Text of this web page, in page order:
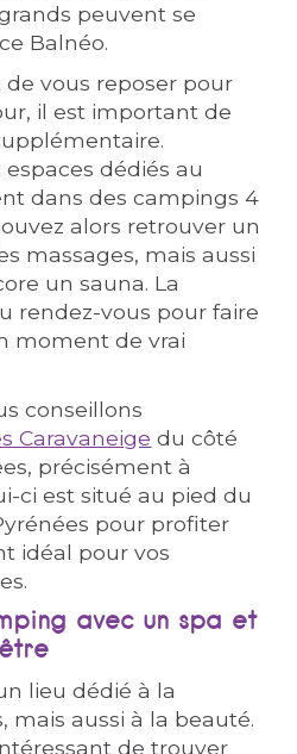
peuvent se
Balnéo.
vous reposer pour
il est important de
dédiés au
dans des campings 4
alors retrouver un
massages, mais aussi
un sauna. La
rendez-vous pour faire
moment de vrai
conseillons
Caravaneige du côté
précisément à
ci est situé au pied du
pour profiter
idéal pour vos
avec un spa et
lieu dédié à la
mais aussi à la beauté.
de trouver